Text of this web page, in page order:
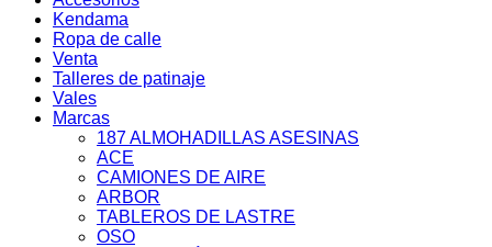
Kendama
Ropa de calle
Venta
Talleres de patinaje
Vales
Marcas
187 ALMOHADILLAS ASESINAS
ACE
CAMIONES DE AIRE
ARBOR
TABLEROS DE LASTRE
OSO